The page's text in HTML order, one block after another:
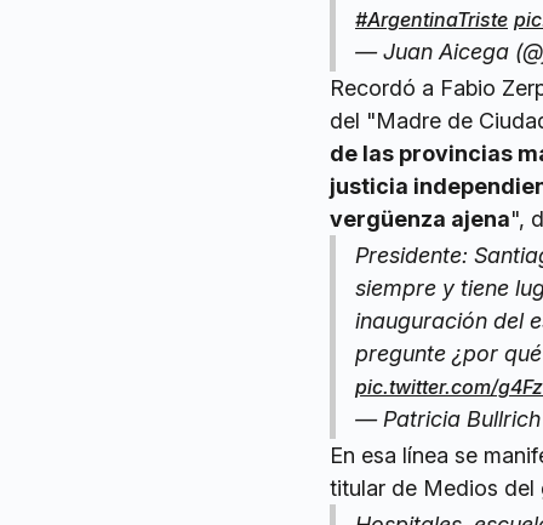
#ArgentinaTriste
— Juan Aicega
Recordó a Fabio
del "Madre de
de las provincias
justicia
vergüenza ajena",
Presidente:
siempre y tiene
inauguración del
pregunte ¿por
pic.twitter.com/
— Patricia
En esa línea se
titular de Medios del